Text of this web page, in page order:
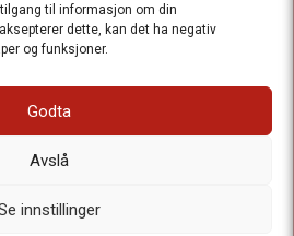
til informasjon om din
dette, kan det ha negativ
og funksjoner.
Godta
Avslå
innstillinger
klimaaksjon
redaktør
: Halfdan Wiik |
1231 Vika, 0110 Oslo.